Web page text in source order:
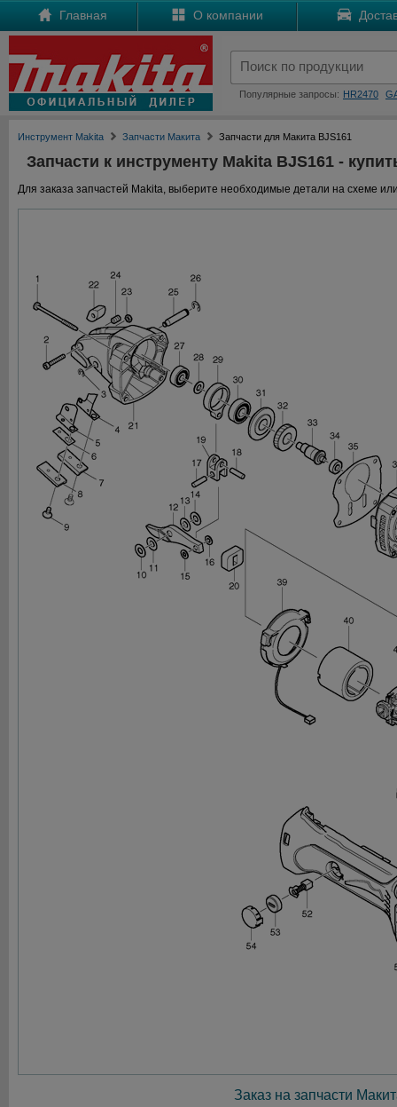
Главная О компании
Популярные запросы: HR2470
Инструмент Makita Запчасти Макита Запчасти для Макита BJS161
Запчасти к инструменту Makita BJS161 -
Для заказа запчастей Makita, выберите необходимые детали на схеме
Заказ на запчасти